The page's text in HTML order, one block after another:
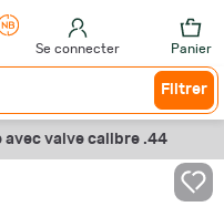
Se connecter Panier
Filtrer
avec valve calibre .44